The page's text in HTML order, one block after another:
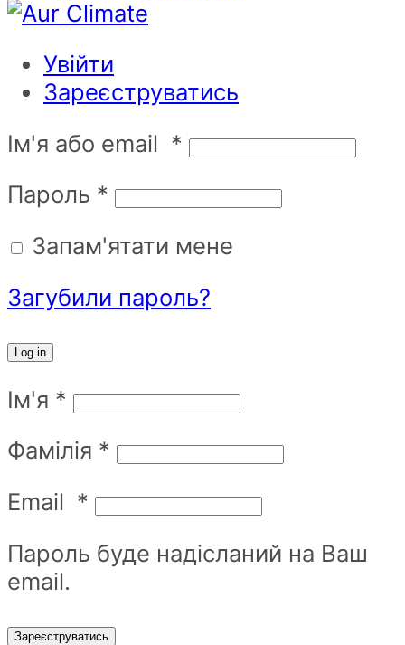
Увійти
Зареєструватись
Ім'я або email *
Пароль *
Запам'ятати мене
Загубили пароль?
Log in
Ім'я *
Фамілія *
Email *
Пароль буде надісланий на Ваш
email.
Зареєструватись